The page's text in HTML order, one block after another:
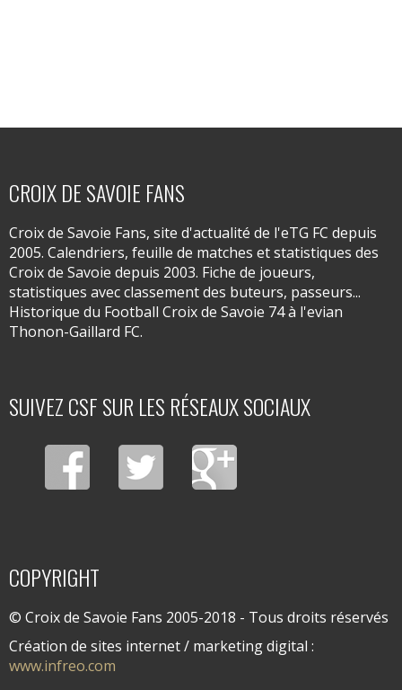
CROIX DE SAVOIE FANS
Croix de Savoie Fans, site d'actualité de l'eTG FC depuis
2005. Calendriers, feuille de matches et statistiques des
Croix de Savoie depuis 2003. Fiche de joueurs,
statistiques avec classement des buteurs, passeurs...
Historique du Football Croix de Savoie 74 à l'evian
Thonon-Gaillard FC.
SUIVEZ CSF SUR LES RÉSEAUX SOCIAUX
COPYRIGHT
© Croix de Savoie Fans 2005-2018 - Tous droits réservés
Création de sites internet / marketing digital :
www.infreo.com